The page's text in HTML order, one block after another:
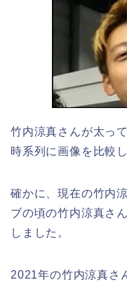
竹内涼真さんが太っ
時系列に画像を比較
確かに、現在の竹内
ブの頃の竹内涼真さ
しました。
2021年の竹内涼真さ